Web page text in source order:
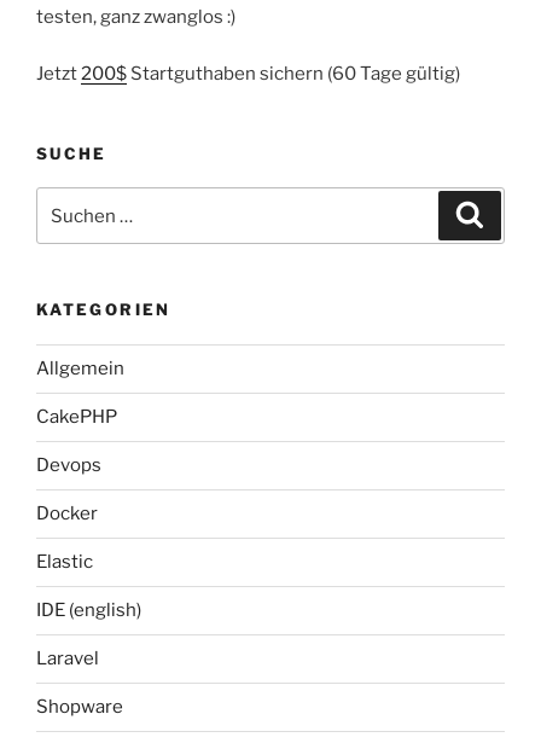
testen, ganz zwanglos :)
Jetzt 200$ Startguthaben sichern (60 Tage gültig)
SUCHE
nach:
KATEGORIEN
Allgemein
CakePHP
Devops
Docker
Elastic
IDE (english)
Laravel
Shopware